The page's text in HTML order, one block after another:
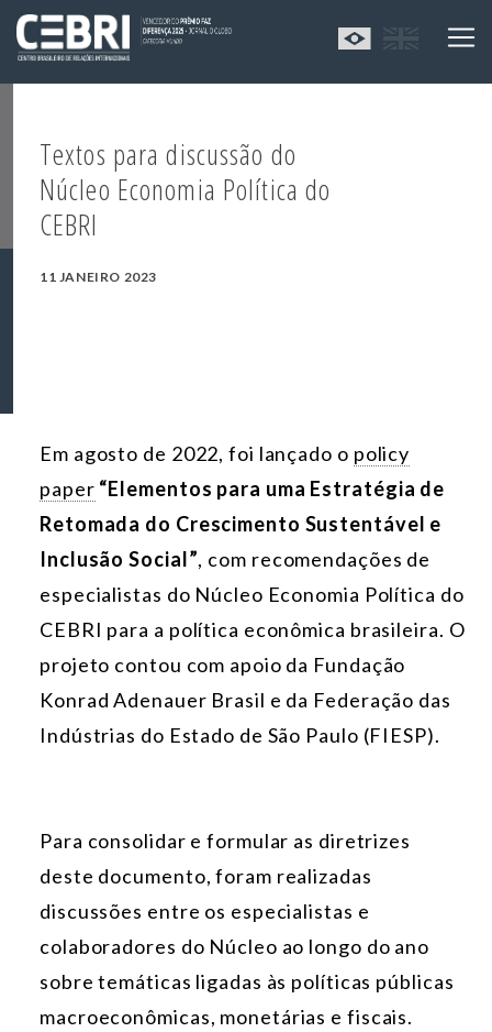
Textos para discussão do
Núcleo Economia Política do
CEBRI
11 JANEIRO 2023
Em agosto de 2022, foi lançado o policy
paper “Elementos para uma Estratégia de
Retomada do Crescimento Sustentável e
Inclusão Social”, com recomendações de
especialistas do Núcleo Economia Política do
CEBRI para a política econômica brasileira. O
projeto contou com apoio da Fundação
Konrad Adenauer Brasil e da Federação das
Indústrias do Estado de São Paulo (FIESP).
Para consolidar e formular as diretrizes
deste documento, foram realizadas
discussões entre os especialistas e
colaboradores do Núcleo ao longo do ano
sobre temáticas ligadas às políticas públicas
macroeconômicas, monetárias e fiscais.